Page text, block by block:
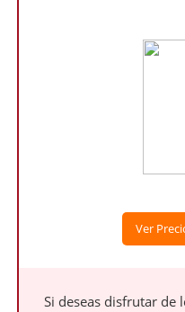
Ver
Si deseas disfrutar de